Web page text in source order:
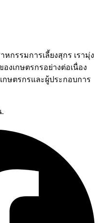
กรรมการเลี้ยงสุกร เรามุ่ง
งเกษตรกรอย่างต่อเนื่อง
ษตรกรและผู้ประกอบการ
.